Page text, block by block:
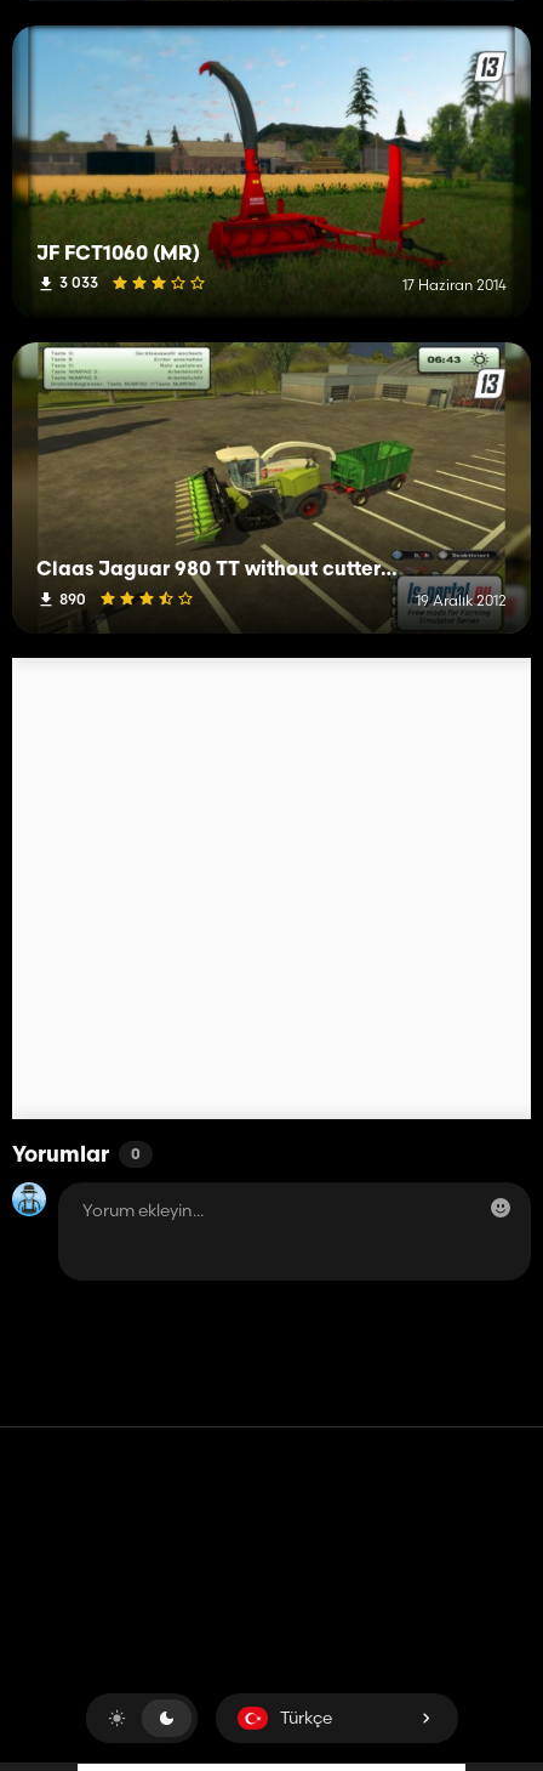
JF FCT1060 (MR)
3 033 17 Haziran 2014
Claas Jaguar 980 TT without cutter beta
890 19 Aralık 2012
Yorumlar 0
Türkçe